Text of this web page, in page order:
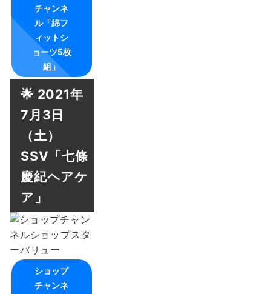
チャンネ
ル「綿フ
ィットシ
ョーツ5枚
組」
🌟 2021年
7月3日
（土）
SSV「七條
慶紀ヘアケ
ア」
ショップ
チャンネ